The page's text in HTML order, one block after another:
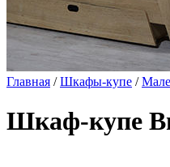
Главная /Шкафы-купе /
Шкаф-купе